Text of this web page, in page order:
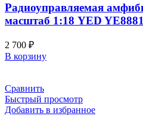
Радиоуправляемая
масштаб 1:18 YED YE8881
2 700 ₽
В корзину
Сравнить
Быстрый просмотр
Добавить в избранное